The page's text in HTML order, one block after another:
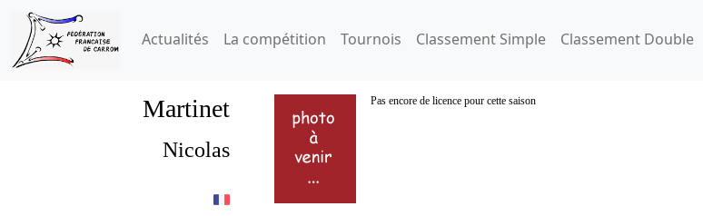
Actualités La compétition Tournois Classement Simple Classement Double
Martinet Pas encore de licence pour cette saison
Nicolas